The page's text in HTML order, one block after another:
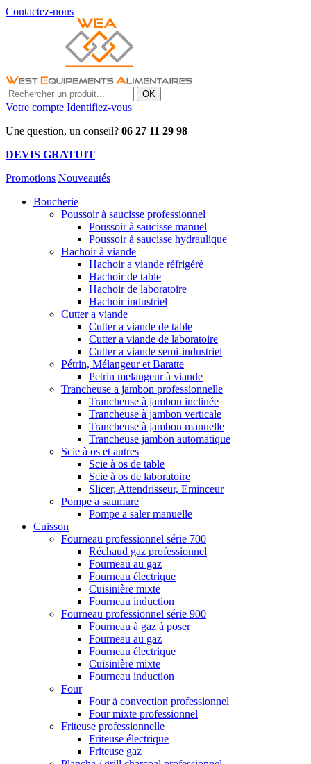
Contactez-nous
OK
Votre compte Identifiez-vous
Une question, un conseil? 06 27 11 29 98
DEVIS GRATUIT
Promotions Nouveautés
Boucherie
Poussoir à saucisse professionnel
Poussoir à saucisse manuel
Poussoir à saucisse hydraulique
Hachoir à viande
Hachoir a viande réfrigéré
Hachoir de table
Hachoir de laboratoire
Hachoir industriel
Cutter a viande
Cutter a viande de table
Cutter a viande de laboratoire
Cutter a viande semi-industriel
Pétrin, Mélangeur et Baratte
Petrin melangeur à viande
Trancheuse a jambon professionnelle
Trancheuse à jambon inclinée
Trancheuse à jambon verticale
Trancheuse à jambon manuelle
Trancheuse jambon automatique
Scie à os et autres
Scie à os de table
Scie à os de laboratoire
Slicer, Attendrisseur, Eminceur
Pompe a saumure
Pompe a saler manuelle
Cuisson
Fourneau professionnel série 700
Réchaud gaz professionnel
Fourneau au gaz
Fourneau électrique
Cuisinière mixte
Fourneau induction
Fourneau professionnel série 900
Fourneau à gaz à poser
Fourneau au gaz
Fourneau électrique
Cuisinière mixte
Fourneau induction
Four
Four à convection professionnel
Four mixte professionnel
Friteuse professionnelle
Friteuse électrique
Friteuse gaz